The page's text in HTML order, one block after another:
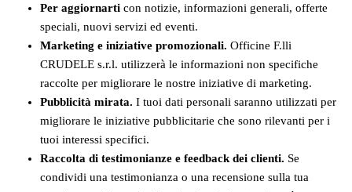
Per aggiornarticon notizie, informazioni generali, offerte
speciali, nuovi servizi ed eventi.
Marketing e iniziative promozionali. Officine F.lli
CRUDELE s.r.l. utilizzerà le informazioni non specifiche
raccolte per migliorare le nostre iniziative di marketing.
Pubblicità mirata. I tuoi dati personali saranno utilizzati per
migliorare le iniziative pubblicitarie che sono rilevanti per i
tuoi interessi specifici.
Raccolta di testimonianze e feedback dei clienti. Se
condividi una testimonianza o una recensione sulla tua